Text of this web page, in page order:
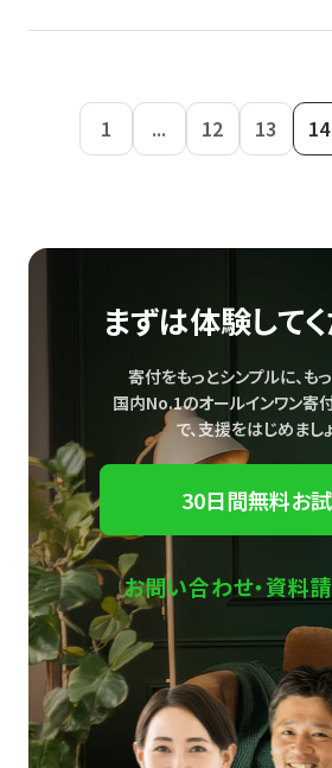
1 ... 12 13 14
まずは体験してく
寄付をもっとシンプルに、も
国内No.1のオールインワン寄
で、支援をはじめましょ
30日間無料お
お問い合わせ・資料